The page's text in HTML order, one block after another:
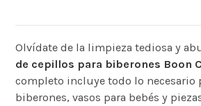
Olvídate de la limpieza tediosa y
de cepillos para biberones Boon
completo incluye todo lo necesario
biberones, vasos para bebés y